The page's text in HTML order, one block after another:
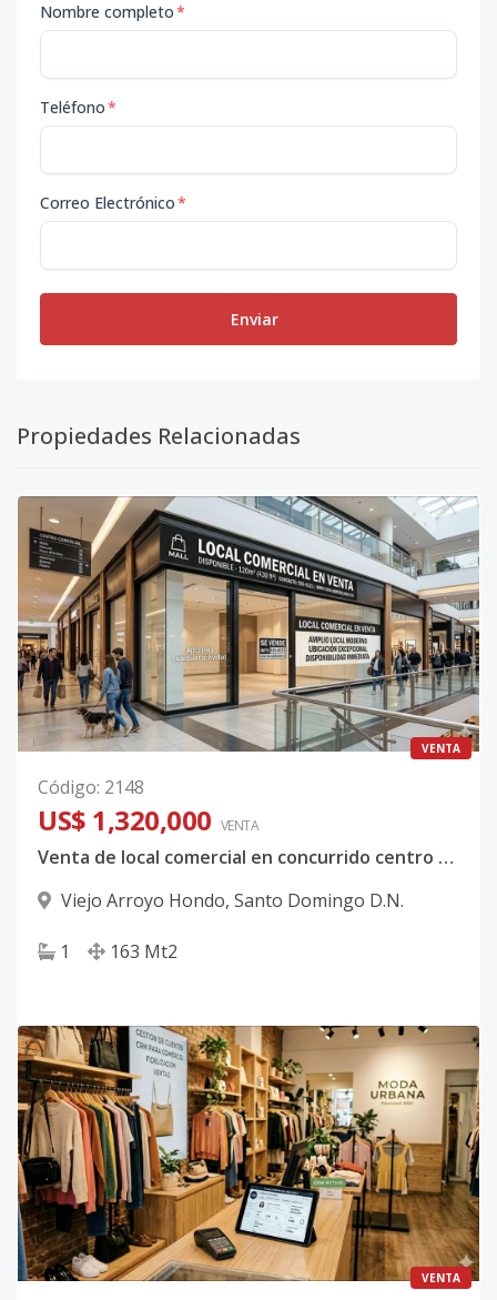
Nombre completo*
Teléfono*
Correo Electrónico*
Enviar
Propiedades Relacionadas
VENTA
Código: 2148
US$ 1,320,000 VENTA
Venta de local comercial en concurrido centro comercial de Santo Domingo
Viejo Arroyo Hondo, Santo Domingo D.N.
1 163 Mt2
VENTA